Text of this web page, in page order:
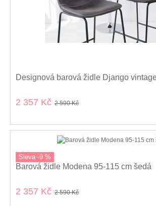
Designová barová židle Django
2 357 Kč 2 590 Kč
Sleva -9 %
kolekce
Barová židle Modena 95-115 cm šedá
2 357 Kč 2 590 Kč